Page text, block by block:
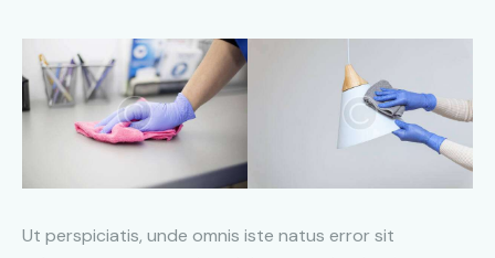
Ut perspiciatis, unde omnis iste natus error sit